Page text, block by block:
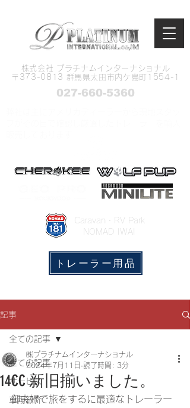
株式会社 プラチナムインターナショナル
​〒373-0813 群馬県太田市内ケ島町1554-1
トレーラー用品
​Caravan・RV Park
NOMAD IWAI
027-660-5360
記事
全ての記事
サービス
車両紹介
全ての記事
14CC 新旧揃いました。
㈱プラチナムインターナショナル
2024年7月11日 読了時間: 3分
御夫婦で旅をするに最適なトレーラー